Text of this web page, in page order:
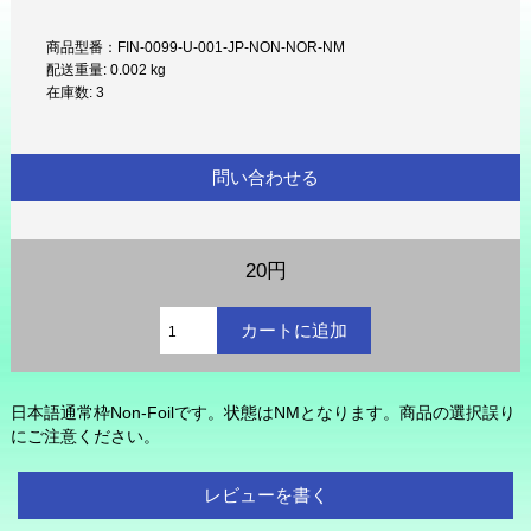
商品型番：FIN-0099-U-001-JP-NON-NOR-NM
配送重量: 0.002 kg
在庫数: 3
問い合わせる
20円
日本語通常枠Non-Foilです。状態はNMとなります。商品の選択誤り
にご注意ください。
レビューを書く